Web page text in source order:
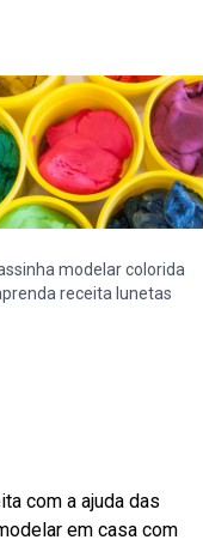
modelar colorida
receita lunetas
com a ajuda das
em casa com